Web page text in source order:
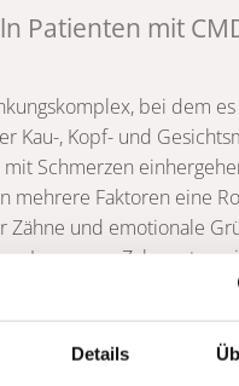
Details
Patienten mit
bei dem es
Kau-, Kopf- und
Schmerzen
mehrere Faktoren eine
Zähne und emotionale
In unserer
mithilfe einer
Zudem